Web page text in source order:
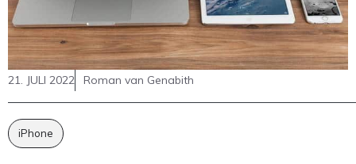
21. JULI 2022 Roman van Genabith
iPhone